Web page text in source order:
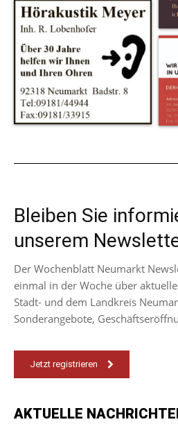
Bleiben Sie
unserem
Der Wochenblatt Neumarkt
einmal in der Woche über
Stadt- und dem Landkreis
Sonderangebote,
Jetzt registrieren
AKTUELLE